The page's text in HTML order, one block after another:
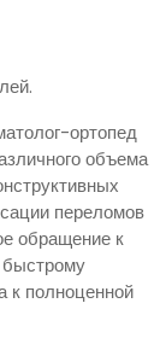
ортопед
объема
переломов
обращение к
быстрому
к полноценной